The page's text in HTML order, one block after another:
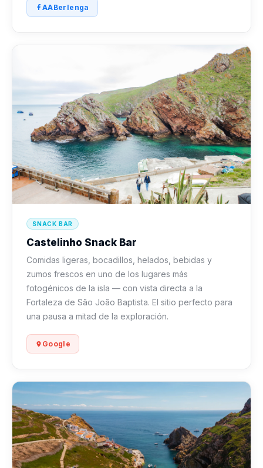
AABerlenga
SNACK BAR
Castelinho Snack Bar
Comidas ligeras, bocadillos, helados, bebidas y
zumos frescos en uno de los lugares más
fotogénicos de la isla — con vista directa a la
Fortaleza de São João Baptista. El sitio perfecto para
una pausa a mitad de la exploración.
Google